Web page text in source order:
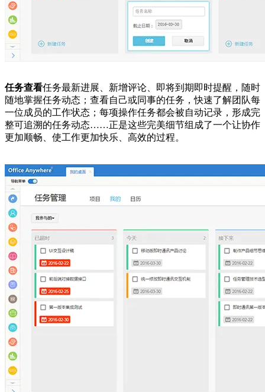
任务查看任务最新进展、新增评论、即将到期即时提醒，随时
随地掌握任务动态；查看自己或同事的任务，快速了解团队每
一位成员的工作状态；每项操作任务都会被自动记录，形成完
整可追溯的任务动态……正是这些完美细节组成了一个让协作
更加顺畅、使工作更加快乐、高效的过程。